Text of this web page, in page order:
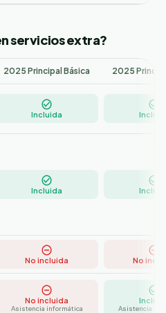
servicios extra?
2025 Principal Básica 2025
Incluida
Incluida
No incluida No
No incluida
Asistencia informática Asistencia